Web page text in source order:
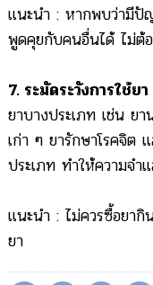
แนะนำ : หากพบว่ามีปัญ
พูดคุยกับคนอื่นได้ ไม่ต้
7. ระมัดระวังการใช้ยา
ยาบางประเภท เช่น ย
เก่า ๆ ยารักษาโรคจิต
ประเภท ทำให้ความจำ
แนะนำ : ไม่ควรซื้อยากิ
ยา